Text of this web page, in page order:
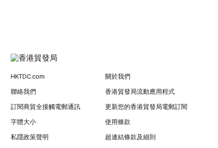
HKTDC.com 關於我們
聯絡我們 香港貿發局流動應用程式
訂閱商貿全接觸電郵通訊 更新您的香港貿發局電郵訂閱
字體大小 使用條款
私隱政策聲明 超連結條款及細則